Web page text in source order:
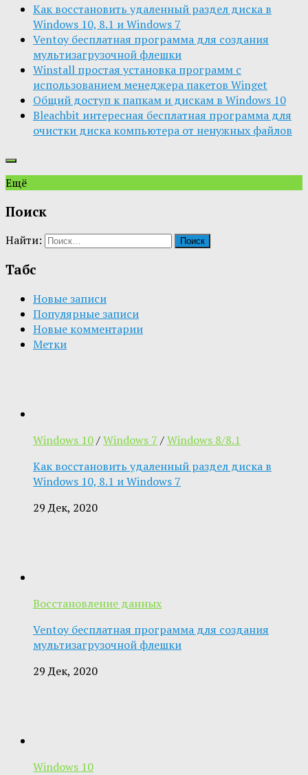
Как восстановить удаленный раздел диска в
Windows 10, 8.1 и Windows 7
Ventoy бесплатная программа для создания
мультизагрузочной флешки
Winstall простая установка программ с
использованием менеджера пакетов Winget
Общий доступ к папкам и дискам в Windows 10
Bleachbit интересная бесплатная программа для
очистки диска компьютера от ненужных файлов
Ещё
Поиск
Найти:
Табс
Новые записи
Популярные записи
Новые комментарии
Метки
Windows 10/Windows 7 /Windows 8/8.1
Как восстановить удаленный раздел диска в
Windows 10, 8.1 и Windows 7
29 Дек, 2020
Восстановление данных
Ventoy бесплатная программа для создания
мультизагрузочной флешки
29 Дек, 2020
Windows 10